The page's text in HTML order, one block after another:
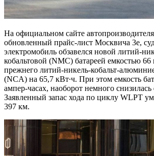
На официальном сайте
обновленный прайс-лист Москвича 3e,
электромобиль обзавелся новой литий-
кобальтовой (NMC) батареей емкостью
прежнего литий-никель-кобальт-
(NCA) на 65,7 кВт∙ч. При этом емкость
ампер-часах, наоборот немного
Заявленный запас хода по циклу WLPT
397 км.